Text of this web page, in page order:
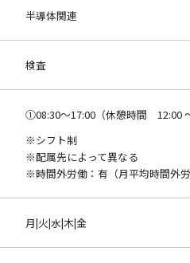
半導体関連
検査
①08:30～17:00（休憩時間 12:00 ～
※シフト制
※配属先によって異なる
※時間外労働：有（月平均時間外
月|火|水|木|金